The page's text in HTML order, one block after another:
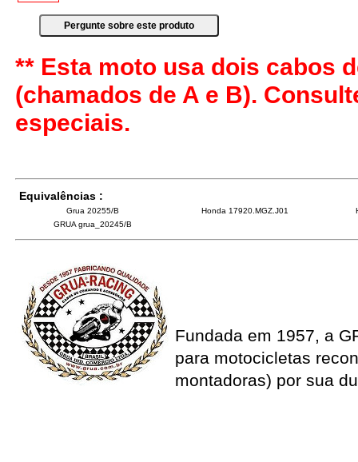
** Esta moto usa dois cabos
(chamados de A e B).
especiais.
Equivalências :
Grua 20255/B Honda 17920.MGZ.J01
GRUA grua_20245/B
Fundada em 1957, a
para motocicletas
montadoras) por sua